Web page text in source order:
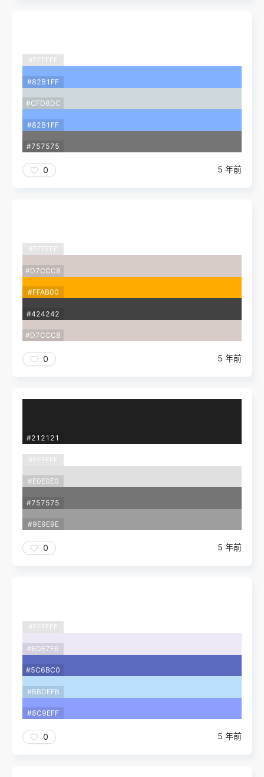
#FFFFFF
#82B1FF
#CFD8DC
#82B1FF
#757575
0 5 年前
#FFFFFF
#D7CCC8
#FFAB00
#424242
#D7CCC8
0 5 年前
#212121
#FFFFFF
#E0E0E0
#757575
#9E9E9E
0 5 年前
#FFFFFF
#EDE7F6
#5C6BC0
#BBDEFB
#8C9EFF
0 5 年前